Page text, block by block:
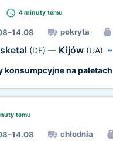
4 minuty temu
pokryta
(DE) — Kijów (UA) ~
konsumpcyjne na paletach
temu
chłodnia